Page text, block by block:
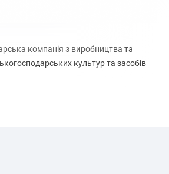
компанія з виробництва та
культур та засобів